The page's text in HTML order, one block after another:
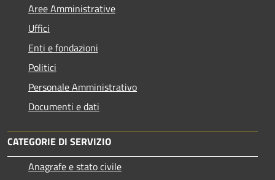
Aree Amministrative
Uffici
Enti e fondazioni
Politici
Personale Amministrativo
Documenti e dati
CATEGORIE DI SERVIZIO
Anagrafe e stato civile